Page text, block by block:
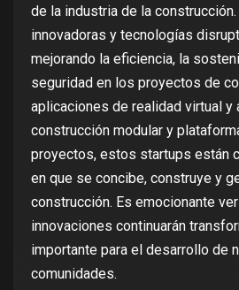
de la industria de la
innovadoras y tecnologías
mejorando la eficiencia, la
seguridad en los proyectos de
aplicaciones de realidad virtual y
construcción modular y
proyectos, estos startups están
en que se concibe, construye y
construcción. Es emocionante
innovaciones continuarán
importante para el desarrollo de
comunidades.